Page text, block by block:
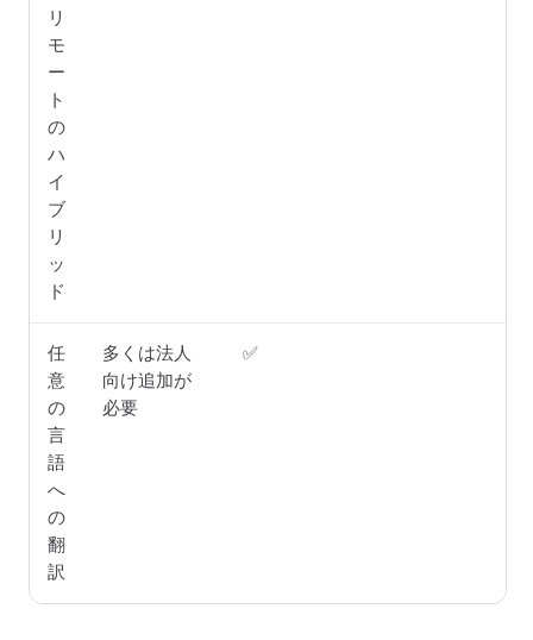
リ
モ
ー
ト
の
ハ
イ
ブ
リ
ッ
ド
任
意
の
言
語
へ
の
翻
訳
多くは法人
向け追加が
必要
✅